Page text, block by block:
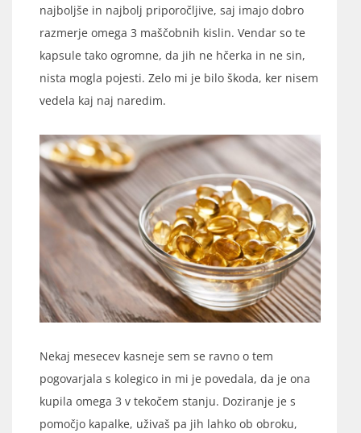
najboljše in najbolj priporočljive, saj imajo dobro
razmerje omega 3 maščobnih kislin. Vendar so te
kapsule tako ogromne, da jih ne hčerka in ne sin,
nista mogla pojesti. Zelo mi je bilo škoda, ker nisem
vedela kaj naj naredim.
Nekaj mesecev kasneje sem se ravno o tem
pogovarjala s kolegico in mi je povedala, da je ona
kupila omega 3 v tekočem stanju. Doziranje je s
pomočjo kapalke, uživaš pa jih lahko ob obroku,